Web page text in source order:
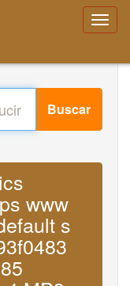
Buscar
www
s